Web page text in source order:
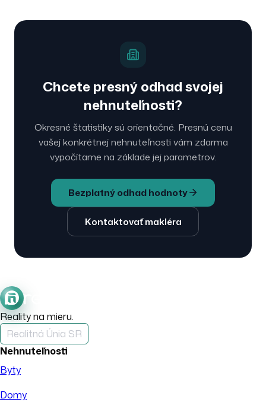
Chcete presný odhad svojej
nehnuteľnosti?
Okresné štatistiky sú orientačné. Presnú cenu
vašej konkrétnej nehnuteľnosti vám zdarma
vypočítame na základe jej parametrov.
Bezplatný odhad hodnoty
Kontaktovať makléra
Reality na mieru.
Realitná Únia SR
Nehnuteľnosti
Byty
Domy